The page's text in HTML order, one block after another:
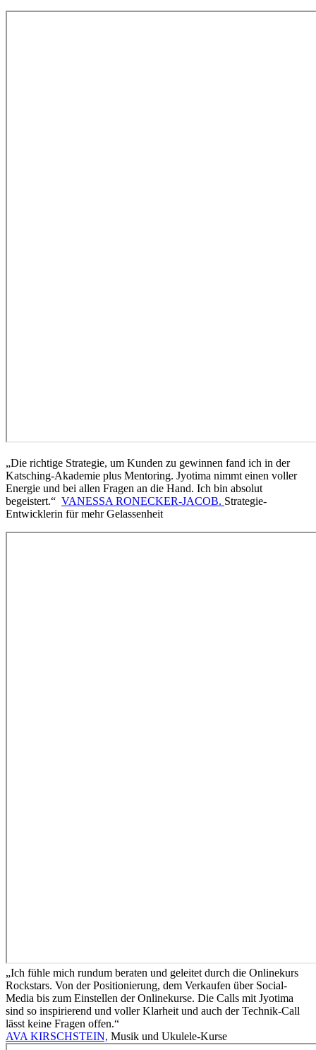
„Die richtige Strategie, um Kunden zu gewinnen fand ich in der
Katsching-Akademie plus Mentoring. Jyotima nimmt einen voller
Energie und bei allen Fragen an die Hand. Ich bin absolut
begeistert.“ VANESSA RONECKER-JACOB. Strategie-
Entwicklerin für mehr Gelassenheit
„Ich fühle mich rundum beraten und geleitet durch die Onlinekurs
Rockstars. Von der Positionierung, dem Verkaufen über Social-
Media bis zum Einstellen der Onlinekurse. Die Calls mit Jyotima
sind so inspirierend und voller Klarheit und auch der Technik-Call
lässt keine Fragen offen.“
AVA KIRSCHSTEIN, Musik und Ukulele-Kurse